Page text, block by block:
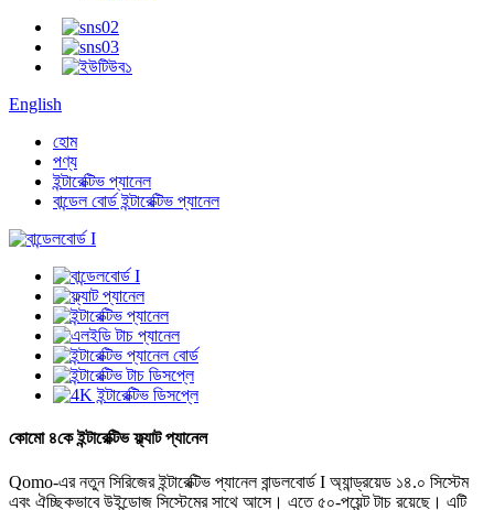
English
হোম
পণ্য
ইন্টারেক্টিভ প্যানেল
বান্ডেল বোর্ড ইন্টারেক্টিভ প্যানেল
কোমো ৪কে ইন্টারেক্টিভ ফ্ল্যাট প্যানেল
Qomo-এর নতুন সিরিজের ইন্টারেক্টিভ প্যানেল বান্ডলবোর্ড I অ্যান্ড্রয়েড ১৪.০ সিস্টেম
এবং ঐচ্ছিকভাবে উইন্ডোজ সিস্টেমের সাথে আসে। এতে ৫০-পয়েন্ট টাচ রয়েছে। এটি